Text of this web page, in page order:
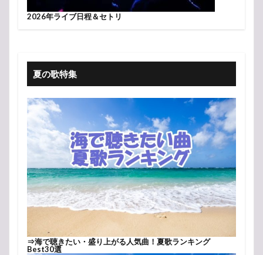
2026年ライブ日程＆セトリ
夏の歌特集
⇒海で聴きたい・盛り上がる人気曲！夏歌ランキング
Best30選